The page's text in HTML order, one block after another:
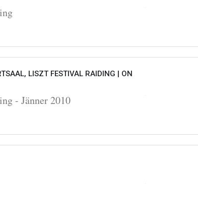
LISZT FESTIVAL RAIDING | ON
- Jänner 2010